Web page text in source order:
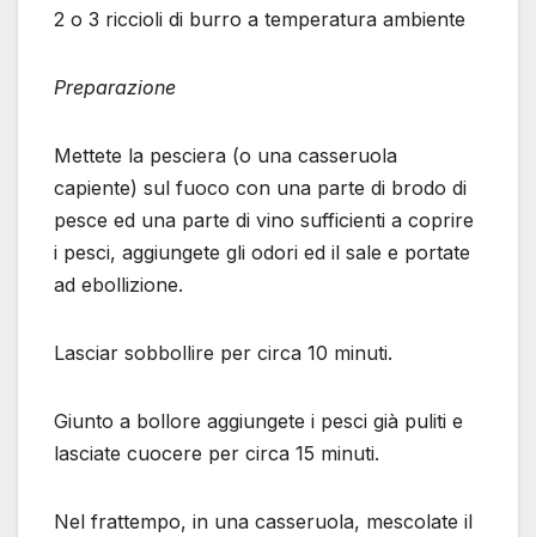
2 o 3 riccioli di burro a temperatura ambiente
Preparazione
Mettete la pesciera (o una casseruola
capiente) sul fuoco con una parte di brodo di
pesce ed una parte di vino sufficienti a coprire
i pesci, aggiungete gli odori ed il sale e portate
ad ebollizione.
Lasciar sobbollire per circa 10 minuti.
Giunto a bollore aggiungete i pesci già puliti e
lasciate cuocere per circa 15 minuti.
Nel frattempo, in una casseruola, mescolate il